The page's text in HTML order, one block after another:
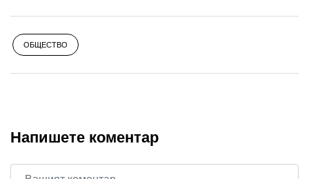
ОБЩЕСТВО
Напишете коментар